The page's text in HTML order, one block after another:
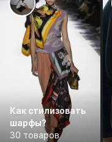
Как стилизовать
шарфы?
30 товаров